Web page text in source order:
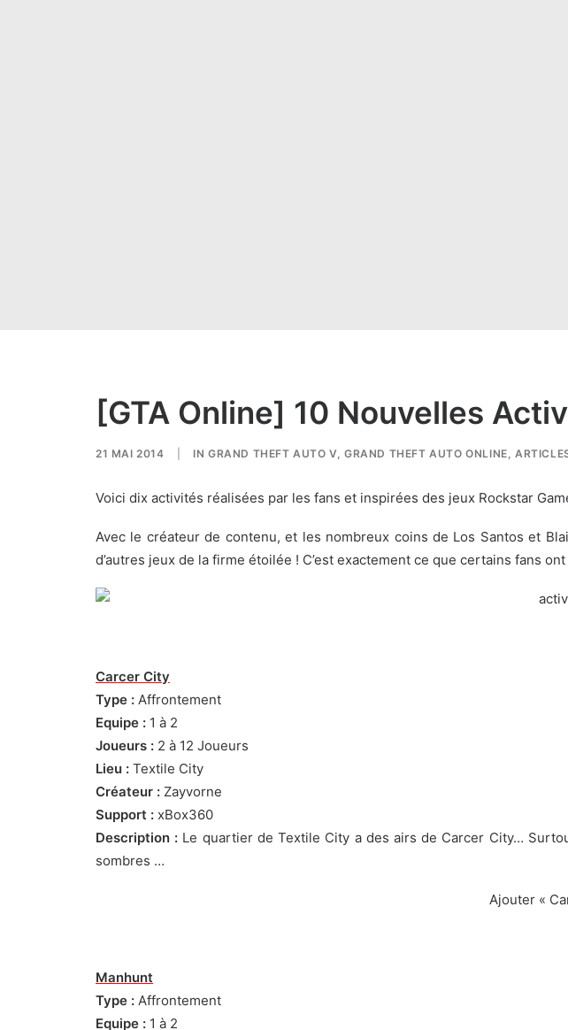
[GTA Online] 10 Nouvelles
21 MAI 2014 INGRAND THEFT AUTO V,GRAND THEFT AUTO ONLINE,
Voici dix activités réalisées par les fans et inspirées des jeux Rockstar
Avec le créateur de contenu, et les nombreux coins de Los Santos et
d’autres jeux de la firme étoilée ! C’est exactement ce que certains fans
Carcer City
Type : Affrontement
Equipe : 1 à 2
Joueurs : 2 à 12 Joueurs
Lieu : Textile City
Créateur : Zayvorne
Support : xBox360
Description : Le quartier de Textile City a des airs de Carcer City…
sombres …
Ajouter «
Manhunt
Type : Affrontement
Equipe : 1 à 2